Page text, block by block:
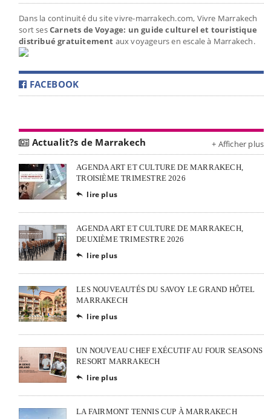
Dans la continuité du site vivre-marrakech.com, Vivre Marrakech
sort sesCarnets de Voyage: un guide culturel et touristique
distribué gratuitement aux voyageurs en escale à Marrakech.
FACEBOOK
Actualit?s de Marrakech + Afficher plus
AGENDA ART ET CULTURE DE MARRAKECH,
TROISIÈME TRIMESTRE 2026
 lire plus
AGENDA ART ET CULTURE DE MARRAKECH,
DEUXIÈME TRIMESTRE 2026
 lire plus
LES NOUVEAUTÉS DU SAVOY LE GRAND HÔTEL
MARRAKECH
 lire plus
UN NOUVEAU CHEF EXÉCUTIF AU FOUR SEASONS
RESORT MARRAKECH
 lire plus
LA FAIRMONT TENNIS CUP À MARRAKECH